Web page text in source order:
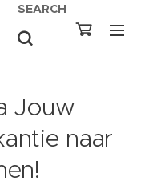
SEARCH
Jouw
naar